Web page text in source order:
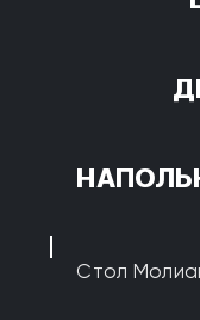
Стол